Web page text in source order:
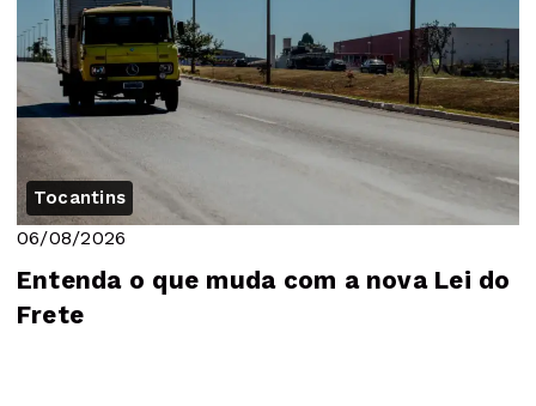
Tocantins
06/08/2026
Entenda o que muda com a nova Lei do
Frete